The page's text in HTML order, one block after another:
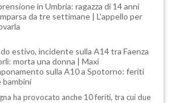
in Umbria: ragazza di 14 anni
da tre settimane | L'appello per
estivo, incidente sulla A14 tra Faenza
morta una donna | Maxi
sulla A10 a Spotorno: feriti
bambini
ha provocato anche 10 feriti, tra cui due